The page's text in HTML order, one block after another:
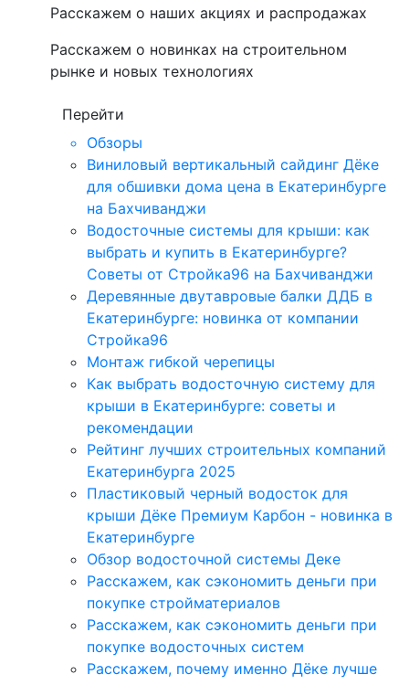
Расскажем о наших акциях и распродажах
Расскажем о новинках на строительном
рынке и новых технологиях
Перейти
Обзоры
Виниловый вертикальный сайдинг Дёке
для обшивки дома цена в Екатеринбурге
на Бахчиванджи
Водосточные системы для крыши: как
выбрать и купить в Екатеринбурге?
Советы от Стройка96 на Бахчиванджи
Деревянные двутавровые балки ДДБ в
Екатеринбурге: новинка от компании
Стройка96
Монтаж гибкой черепицы
Как выбрать водосточную систему для
крыши в Екатеринбурге: советы и
рекомендации
Рейтинг лучших строительных компаний
Екатеринбурга 2025
Пластиковый черный водосток для
крыши Дёке Премиум Карбон - новинка в
Екатеринбурге
Обзор водосточной системы Деке
Расскажем, как сэкономить деньги при
покупке стройматериалов
Расскажем, как сэкономить деньги при
покупке водосточных систем
Расскажем, почему именно Дёке лучше